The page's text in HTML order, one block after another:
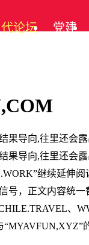
论坛 党建
果导向,往里还会
果导向,往里还会
继续延伸
号，正文内容统一
、